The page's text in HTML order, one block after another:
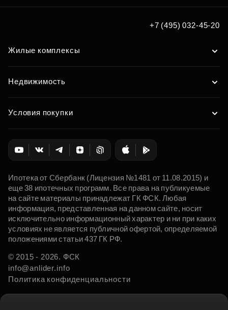
+7 (495) 032-45-20
Жилые комплексы
Недвижимость
Условия покупки
Ипотека от Сбербанк (Лицензия №1481 от 11.08.2015) и
еще 38 ипотечных программ. Все права на публикуемые
на сайте материалы принадлежат ГК ФСК. Любая
информация, представленная на данном сайте, носит
исключительно информационный характер и ни при каких
условиях не является публичной офертой, определяемой
положениями статьи 437 ГК РФ.
© 2015 - 2026. ФСК
info@anlider.info
Политика конфиденциальности